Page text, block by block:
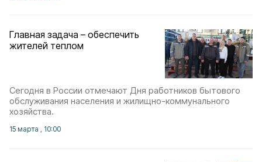
Главная задача – обеспечить
жителей теплом
Сегодня в России отмечают Дня работников бытового
обслуживания населения и жилищно-коммунального
хозяйства.
15 марта , 10:00